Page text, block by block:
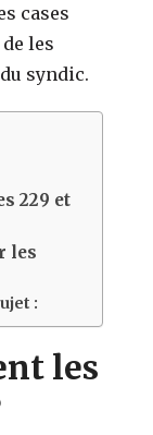
cases
les
syndic.
229 et
les
:
les